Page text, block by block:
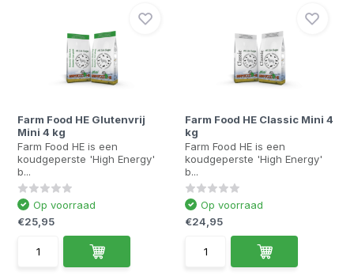
Farm Food HE Glutenvrij
Mini 4 kg
Farm Food HE is een
koudgeperste 'High Energy'
b...
Op voorraad
€25,95
Farm Food HE Classic Mini 4
kg
Farm Food HE is een
koudgeperste 'High Energy'
b...
Op voorraad
€24,95